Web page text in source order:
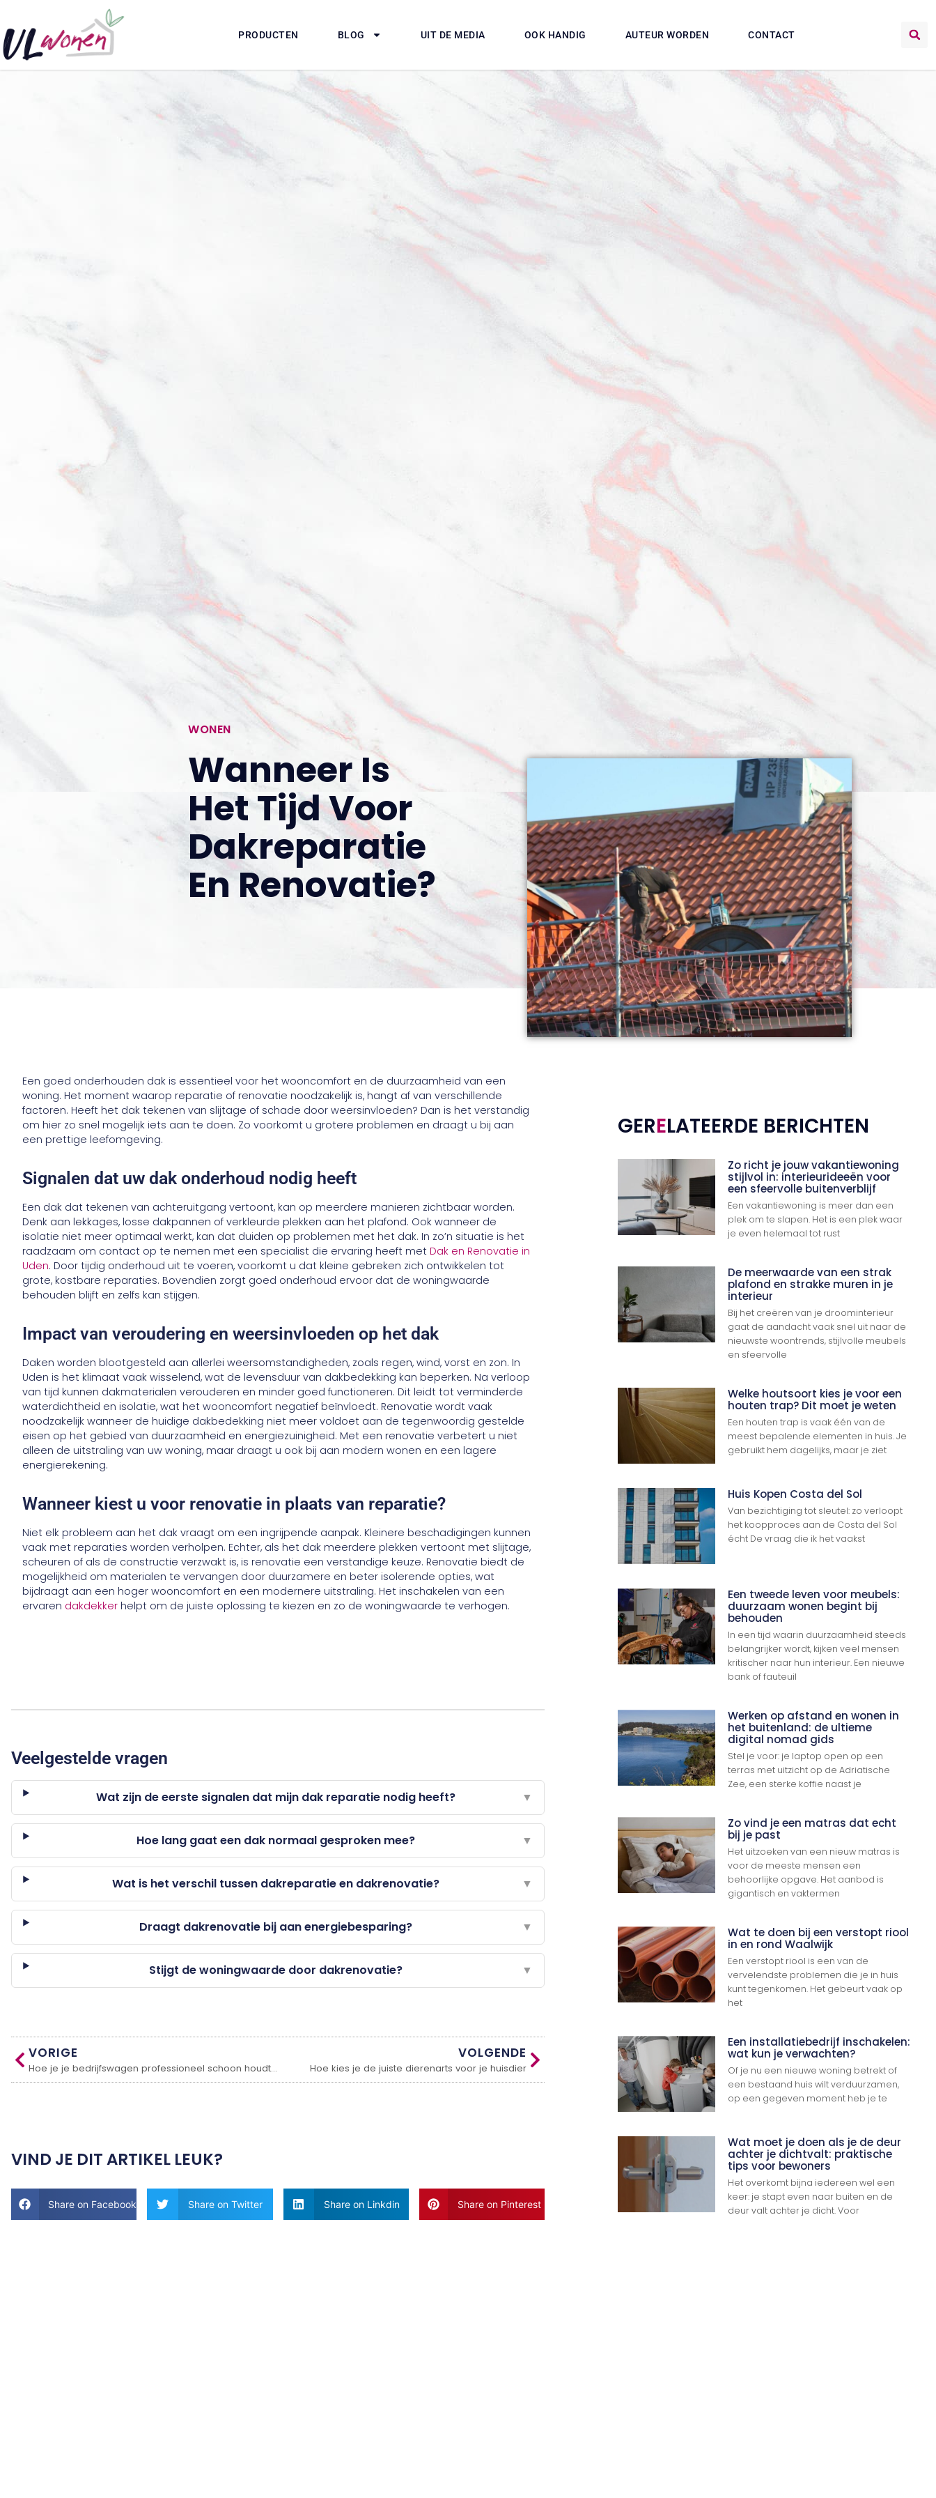
Ga Naar Boven
PRODUCTEN BLOG UIT DE MEDIA OOK HANDIG AUTEUR WORDEN CONTACT
WONEN
Wanneer Is
Het Tijd Voor
Dakreparatie
En Renovatie?
Een goed onderhouden dak is essentieel voor het wooncomfort en de duurzaamheid van een
woning. Het moment waarop reparatie of renovatie noodzakelijk is, hangt af van verschillende
factoren. Heeft het dak tekenen van slijtage of schade door weersinvloeden? Dan is het verstandig
om hier zo snel mogelijk iets aan te doen. Zo voorkomt u grotere problemen en draagt u bij aan
een prettige leefomgeving.
Signalen dat uw dak onderhoud nodig heeft
Een dak dat tekenen van achteruitgang vertoont, kan op meerdere manieren zichtbaar worden.
Denk aan lekkages, losse dakpannen of verkleurde plekken aan het plafond. Ook wanneer de
isolatie niet meer optimaal werkt, kan dat duiden op problemen met het dak. In zo’n situatie is het
raadzaam om contact op te nemen met een specialist die ervaring heeft metDak en Renovatie in
Uden. Door tijdig onderhoud uit te voeren, voorkomt u dat kleine gebreken zich ontwikkelen tot
grote, kostbare reparaties. Bovendien zorgt goed onderhoud ervoor dat de woningwaarde
behouden blijft en zelfs kan stijgen.
Impact van veroudering en weersinvloeden op het dak
Daken worden blootgesteld aan allerlei weersomstandigheden, zoals regen, wind, vorst en zon. In
Uden is het klimaat vaak wisselend, wat de levensduur van dakbedekking kan beperken. Na verloop
van tijd kunnen dakmaterialen verouderen en minder goed functioneren. Dit leidt tot verminderde
waterdichtheid en isolatie, wat het wooncomfort negatief beïnvloedt. Renovatie wordt vaak
noodzakelijk wanneer de huidige dakbedekking niet meer voldoet aan de tegenwoordig gestelde
eisen op het gebied van duurzaamheid en energiezuinigheid. Met een renovatie verbetert u niet
alleen de uitstraling van uw woning, maar draagt u ook bij aan modern wonen en een lagere
energierekening.
Wanneer kiest u voor renovatie in plaats van reparatie?
Niet elk probleem aan het dak vraagt om een ingrijpende aanpak. Kleinere beschadigingen kunnen
vaak met reparaties worden verholpen. Echter, als het dak meerdere plekken vertoont met slijtage,
scheuren of als de constructie verzwakt is, is renovatie een verstandige keuze. Renovatie biedt de
mogelijkheid om materialen te vervangen door duurzamere en beter isolerende opties, wat
bijdraagt aan een hoger wooncomfort en een modernere uitstraling. Het inschakelen van een
ervaren dakdekker helpt om de juiste oplossing te kiezen en zo de woningwaarde te verhogen.
Veelgestelde vragen
Wat zijn de eerste signalen dat mijn dak reparatie nodig heeft? ▼
Hoe lang gaat een dak normaal gesproken mee? ▼
Wat is het verschil tussen dakreparatie en dakrenovatie? ▼
Draagt dakrenovatie bij aan energiebesparing? ▼
Stijgt de woningwaarde door dakrenovatie? ▼
VORIGE
Hoe je je bedrijfswagen professioneel schoon houdt voor een representatieve uitstraling
VOLGENDE
Hoe kies je de juiste dierenarts voor je huisdier
VIND JE DIT ARTIKEL LEUK?
Share on Facebook Share on Twitter Share on Linkdin Share on Pinterest
GERELATEERDE BERICHTEN
Zo richt je jouw vakantiewoning
stijlvol in: interieurideeën voor
een sfeervolle buitenverblijf
Een vakantiewoning is meer dan een
plek om te slapen. Het is een plek waar
je even helemaal tot rust
De meerwaarde van een strak
plafond en strakke muren in je
interieur
Bij het creëren van je droominterieur
gaat de aandacht vaak snel uit naar de
nieuwste woontrends, stijlvolle meubels
en sfeervolle
Welke houtsoort kies je voor een
houten trap? Dit moet je weten
Een houten trap is vaak één van de
meest bepalende elementen in huis. Je
gebruikt hem dagelijks, maar je ziet
Huis Kopen Costa del Sol
Van bezichtiging tot sleutel: zo verloopt
het koopproces aan de Costa del Sol
écht De vraag die ik het vaakst
Een tweede leven voor meubels:
duurzaam wonen begint bij
behouden
In een tijd waarin duurzaamheid steeds
belangrijker wordt, kijken veel mensen
kritischer naar hun interieur. Een nieuwe
bank of fauteuil
Werken op afstand en wonen in
het buitenland: de ultieme
digital nomad gids
Stel je voor: je laptop open op een
terras met uitzicht op de Adriatische
Zee, een sterke koffie naast je
Zo vind je een matras dat echt
bij je past
Het uitzoeken van een nieuw matras is
voor de meeste mensen een
behoorlijke opgave. Het aanbod is
gigantisch en vaktermen
Wat te doen bij een verstopt riool
in en rond Waalwijk
Een verstopt riool is een van de
vervelendste problemen die je in huis
kunt tegenkomen. Het gebeurt vaak op
het
Een installatiebedrijf inschakelen:
wat kun je verwachten?
Of je nu een nieuwe woning betrekt of
een bestaand huis wilt verduurzamen,
op een gegeven moment heb je te
Wat moet je doen als je de deur
achter je dichtvalt: praktische
tips voor bewoners
Het overkomt bijna iedereen wel een
keer: je stapt even naar buiten en de
deur valt achter je dicht. Voor